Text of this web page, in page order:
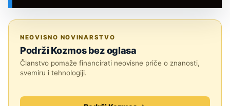
NEOVISNO NOVINARSTVO
Podrži Kozmos bez oglasa
Članstvo pomaže financirati neovisne priče o znanosti,
svemiru i tehnologiji.